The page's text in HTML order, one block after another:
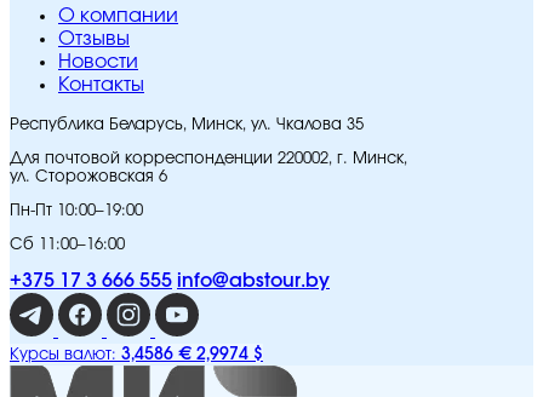
O компании
Отзывы
Новости
Контакты
Республика Беларусь, Минск, ул. Чкалова 35
Для почтовой корреспонденции 220002, г. Минск,
ул. Сторожовская 6
Пн-Пт 10:00–19:00
Сб 11:00–16:00
+375 17 3 666 555 info@abstour.by
Курсы валют: 3,4586 € 2,9974 $